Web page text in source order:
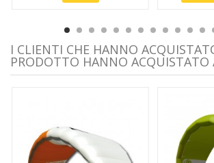
I CLIENTI CHE HANNO
PRODOTTO HANNO ACQUISTATO